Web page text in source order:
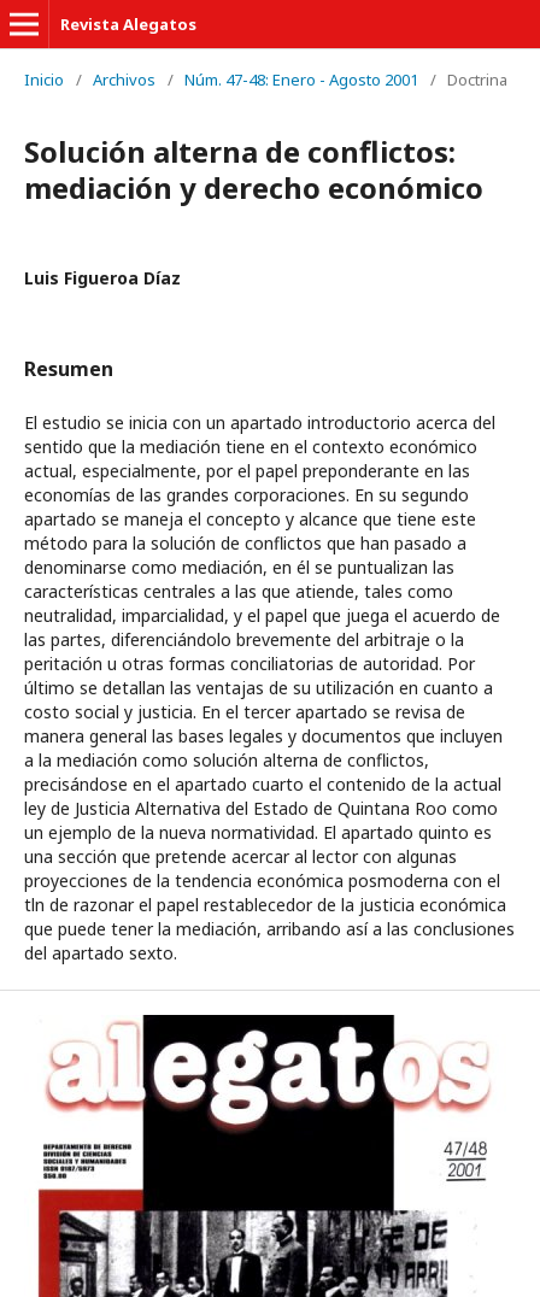
Revista Alegatos
Inicio / Archivos / Núm. 47-48: Enero - Agosto 2001 / Doctrina
Solución alterna de conflictos:
mediación y derecho económico
Luis Figueroa Díaz
Resumen
El estudio se inicia con un apartado introductorio acerca del
sentido que la mediación tiene en el contexto económico
actual, especialmente, por el papel preponderante en las
economías de las grandes corporaciones. En su segundo
apartado se maneja el concepto y alcance que tiene este
método para la solución de conflictos que han pasado a
denominarse como mediación, en él se puntualizan las
características centrales a las que atiende, tales como
neutralidad, imparcialidad, y el papel que juega el acuerdo de
las partes, diferenciándolo brevemente del arbitraje o la
peritación u otras formas conciliatorias de autoridad. Por
último se detallan las ventajas de su utilización en cuanto a
costo social y justicia. En el tercer apartado se revisa de
manera general las bases legales y documentos que incluyen
a la mediación como solución alterna de conflictos,
precisándose en el apartado cuarto el contenido de la actual
ley de Justicia Alternativa del Estado de Quintana Roo como
un ejemplo de la nueva normatividad. El apartado quinto es
una sección que pretende acercar al lector con algunas
proyecciones de la tendencia económica posmoderna con el
tln de razonar el papel restablecedor de la justicia económica
que puede tener la mediación, arribando así a las conclusiones
del apartado sexto.